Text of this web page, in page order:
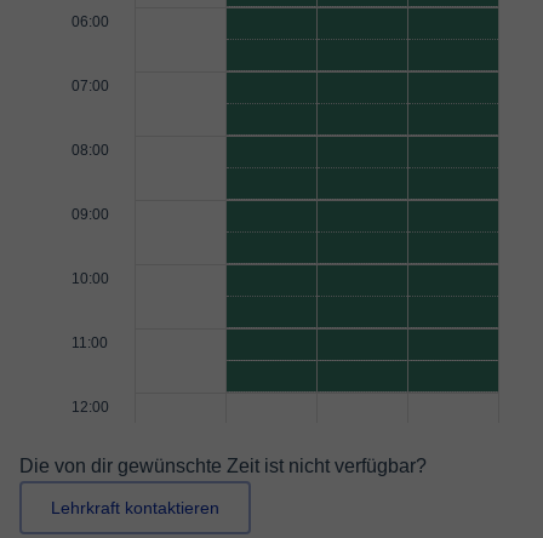
06:00
07:00
08:00
09:00
10:00
11:00
12:00
Die von dir gewünschte Zeit ist nicht verfügbar?
Lehrkraft kontaktieren